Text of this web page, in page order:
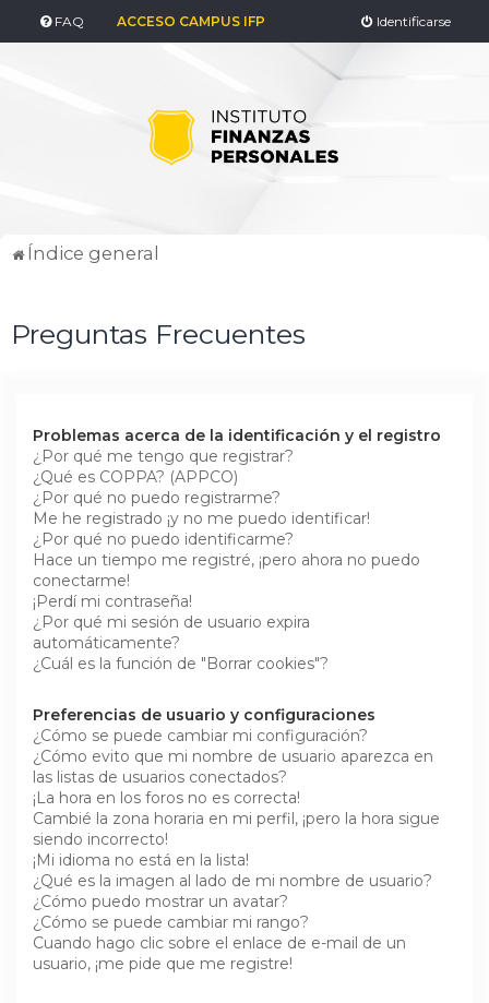
FAQ ACCESO CAMPUS IFP Identificarse
Índice general
Preguntas Frecuentes
Problemas acerca de la identificación y el registro
¿Por qué me tengo que registrar?
¿Qué es COPPA? (APPCO)
¿Por qué no puedo registrarme?
Me he registrado ¡y no me puedo identificar!
¿Por qué no puedo identificarme?
Hace un tiempo me registré, ¡pero ahora no puedo
conectarme!
¡Perdí mi contraseña!
¿Por qué mi sesión de usuario expira
automáticamente?
¿Cuál es la función de "Borrar cookies"?
Preferencias de usuario y configuraciones
¿Cómo se puede cambiar mi configuración?
¿Cómo evito que mi nombre de usuario aparezca en
las listas de usuarios conectados?
¡La hora en los foros no es correcta!
Cambié la zona horaria en mi perfil, ¡pero la hora sigue
siendo incorrecto!
¡Mi idioma no está en la lista!
¿Qué es la imagen al lado de mi nombre de usuario?
¿Cómo puedo mostrar un avatar?
¿Cómo se puede cambiar mi rango?
Cuando hago clic sobre el enlace de e-mail de un
usuario, ¡me pide que me registre!